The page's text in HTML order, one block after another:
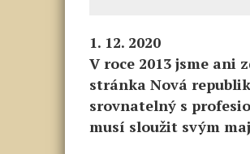
1. 12. 2020
V roce 2013 jsme ani
stránka Nová
srovnatelný s
musí sloužit svým